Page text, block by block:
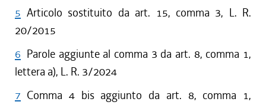
5 Articolo sostituito da art. 15, comma 3, L. R.
20/2015
6 Parole aggiunte al comma 3 da art. 8, comma 1,
lettera a), L. R. 3/2024
7 Comma 4 bis aggiunto da art. 8, comma 1,